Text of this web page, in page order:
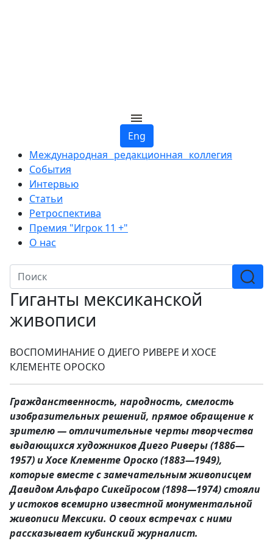
Eng
Международная редакционная коллегия
События
Интервью
Статьи
Ретроспектива
Премия "Игрок 11 +"
О нас
Гиганты мексиканской
живописи
ВОСПОМИНАНИЕ О ДИЕГО РИВЕРЕ И ХОСЕ
КЛЕМЕНТЕ ОРОСКО
Гражданственность, народность, смелость
изобразительных решений, прямое обращение к
зрителю — отличительные черты творчества
выдающихся художников Диего Риверы (1886—
1957) и Хосе Клементе Ороско (1883—1949),
которые вместе с замечательным живописцем
Давидом Альфаро Сикейросом (1898—1974) стояли
у истоков всемирно известной монументальной
живописи Мексики. О своих встречах с ними
рассказывает кубинский журналист.